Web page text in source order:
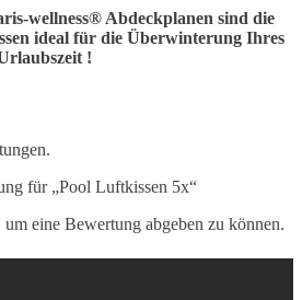
wellness® Abdeckplanen sind die
ideal für die Überwinterung Ihres
!
für „Pool Luftkissen 5x“
eine Bewertung abgeben zu können.